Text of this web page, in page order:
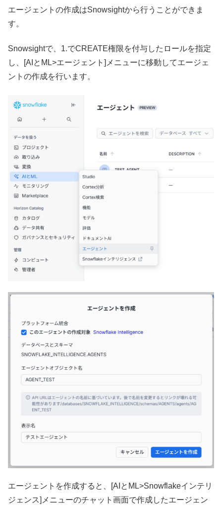
エージェントの作成はSnowsightから行うことができま
す。
Snowsightで、1.でCREATE権限を付与したロールを指定
し、[AIとML>エージェント]メニューに移動してエージェ
ントの作成を行います。
エージェントを作成すると、[AIとML>Snowflakeインテリ
ジェンス]メニューのチャット画面で作成したエージェン